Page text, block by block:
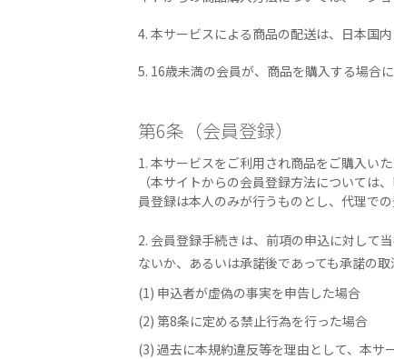
4. 本サービスによる商品の配送は、日本国内
5. 16歳未満の会員が、商品を購入する場合
第6条（会員登録）
1. 本サービスをご利用され商品をご購入い
（本サイトからの会員登録方法について
員登録は本人のみが行うものとし、代理で
2. 会員登録手続きは、前項の申込に対して
ないか、あるいは承諾後であっても承諾の
(1) 申込者が虚偽の事実を申告した場合
(2) 第8条に定める禁止行為を行った場合
(3) 過去に本規約違反等を理由として、本